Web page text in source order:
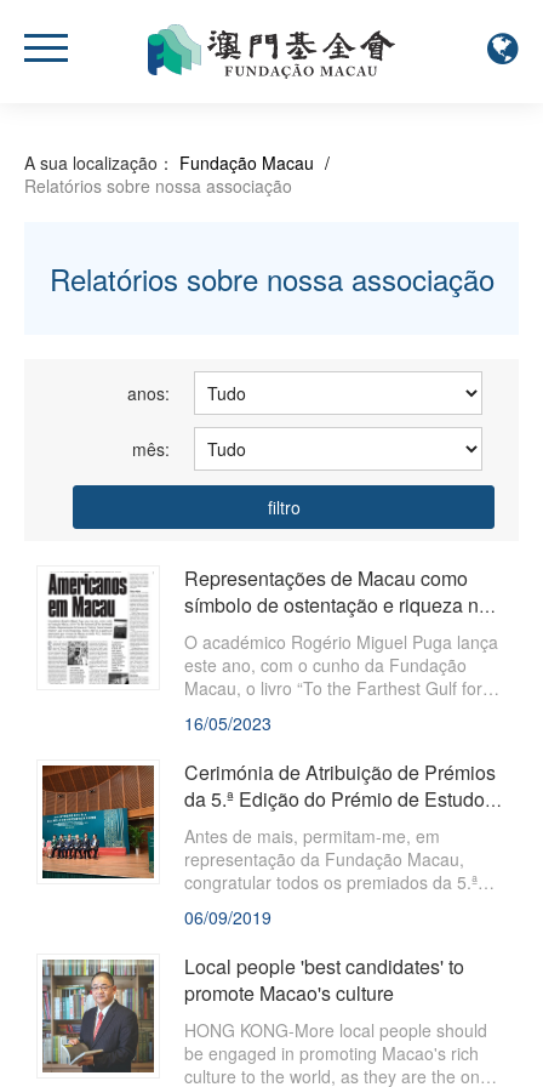
A sua localização： Fundação Macau /
Relatórios sobre nossa associação
Relatórios sobre nossa associação
anos:
mês:
filtro
Representações de Macau como
símbolo de ostentação e riqueza na
cidade de Salem
O académico Rogério Miguel Puga lança
este ano, com o cunho da Fundação
Macau, o livro “To the Farthest Gulf for
the Wealth of India – Representações de
Macau no Peabody Essex Museum
objectos e quadros de americanos que
viveram em Macau no século XIX, então
símbolo de negócio, ostentação e riqueza
16/05/2023
Cerimónia de Atribuição de Prémios
da 5.ª Edição do Prémio de Estudos
de Ciências Sociais e Humanas ...
Antes de mais, permitam-me, em
representação da Fundação Macau,
congratular todos os premiados da 5.ª
Edição do Prémio de Estudos de Ciências
Sociais e Humanas de Macau, dando as
Conferência Internacional de Macaulogia
e expressar os mais sinceros
agradecimentos à entidade co-
organizadora Social Sciences in China
Press e aos membros do júri.
06/09/2019
Local people 'best candidates' to
promote Macao's culture
HONG KONG-More local people should
be engaged in promoting Macao's rich
culture to the world, as they are the ones